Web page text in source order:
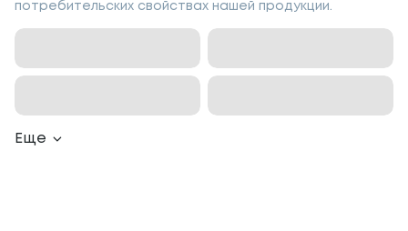
потребительских свойствах нашей продукции.
Еще